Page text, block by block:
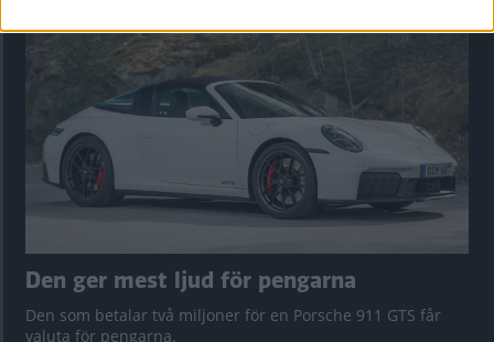
Den ger mest ljud för pengarna
Den som betalar två miljoner för en Porsche 911 GTS får
valuta för pengarna.